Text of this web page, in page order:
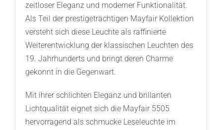
zeitloser Eleganz und moderner Funktionalität.
Als Teil der prestigeträchtigen Mayfair Kollektion
versteht sich diese Leuchte als raffinierte
Weiterentwicklung der klassischen Leuchten des
19. Jahrhunderts und bringt deren Charme
gekonnt in die Gegenwart.
Mit ihrer schlichten Eleganz und brillanten
Lichtqualität eignet sich die Mayfair 5505
hervorragend als schmucke Leseleuchte im